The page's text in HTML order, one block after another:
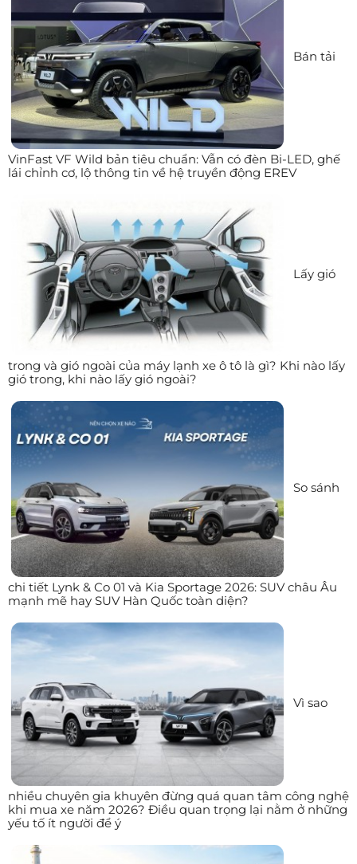
Bán tải
VinFast VF Wild bản tiêu chuẩn: Vẫn có đèn Bi-LED, ghế
lái chỉnh cơ, lộ thông tin về hệ truyền động EREV
Lấy gió
trong và gió ngoài của máy lạnh xe ô tô là gì? Khi nào lấy
gió trong, khi nào lấy gió ngoài?
So sánh
chi tiết Lynk & Co 01 và Kia Sportage 2026: SUV châu Âu
mạnh mẽ hay SUV Hàn Quốc toàn diện?
Vì sao
nhiều chuyên gia khuyên đừng quá quan tâm công nghệ
khi mua xe năm 2026? Điều quan trọng lại nằm ở những
yếu tố ít người để ý